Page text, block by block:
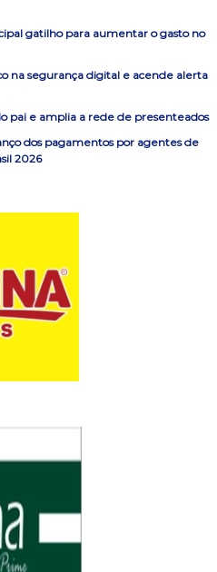
gatilho para aumentar o gasto no
na segurança digital e acende alerta
pai e amplia a rede de presenteados
dos pagamentos por agentes de
2026